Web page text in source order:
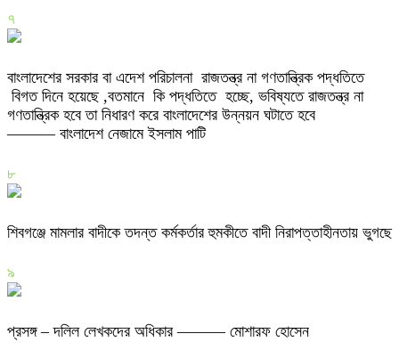
৭
বাংলাদেশের সরকার বা এদেশ পরিচালনা রাজতন্ত্র না গণতান্ত্রিক পদ্ধতিতে
বিগত দিনে হয়েছে ,বতমানে কি পদ্ধতিতে হচ্ছে, ভবিষ্যতে রাজতন্ত্র না
গণতান্ত্রিক হবে তা নিধারণ করে বাংলাদেশের উন্নয়ন ঘটাতে হবে
——— বাংলাদেশ নেজামে ইসলাম পাটি
৮
শিবগঞ্জে মামলার বাদীকে তদন্ত কর্মকর্তার হুমকীতে বাদী নিরাপত্তাহীনতায় ভুগছে
৯
প্রসঙ্গ – দলিল লেখকদের অধিকার ——— মোশারফ হোসেন